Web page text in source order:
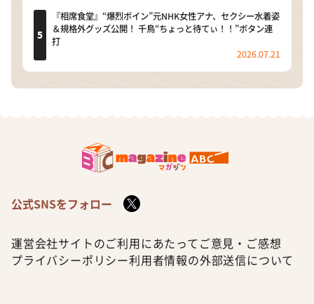
『相席食堂』“爆烈ボイン”元NHK女性アナ、セクシー水着姿
＆規格外グッズ公開！ 千鳥“ちょっと待てぃ！！”ボタン連
打
2026.07.21
公式SNSをフォロー
運営会社サイトのご利用にあたって ご意見・ご感想
プライバシーポリシー利用者情報の外部送信について